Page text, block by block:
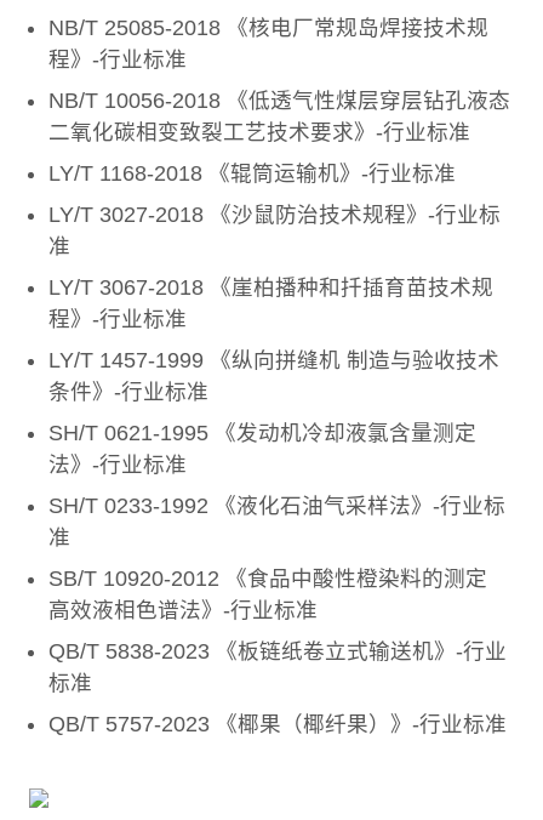
NB/T 25085-2018 《核电厂常规岛焊接技术规
程》-行业标准
NB/T 10056-2018 《低透气性煤层穿层钻孔液态
二氧化碳相变致裂工艺技术要求》-行业标准
LY/T 1168-2018 《辊筒运输机》-行业标准
LY/T 3027-2018 《沙鼠防治技术规程》-行业标
准
LY/T 3067-2018 《崖柏播种和扦插育苗技术规
程》-行业标准
LY/T 1457-1999 《纵向拼缝机 制造与验收技术
条件》-行业标准
SH/T 0621-1995 《发动机冷却液氯含量测定
法》-行业标准
SH/T 0233-1992 《液化石油气采样法》-行业标
准
SB/T 10920-2012 《食品中酸性橙染料的测定
高效液相色谱法》-行业标准
QB/T 5838-2023 《板链纸卷立式输送机》-行业
标准
QB/T 5757-2023 《椰果（椰纤果）》-行业标准